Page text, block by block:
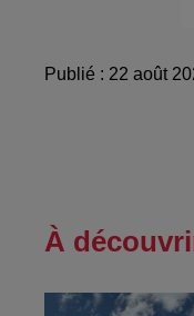
Publié : 22 août
À